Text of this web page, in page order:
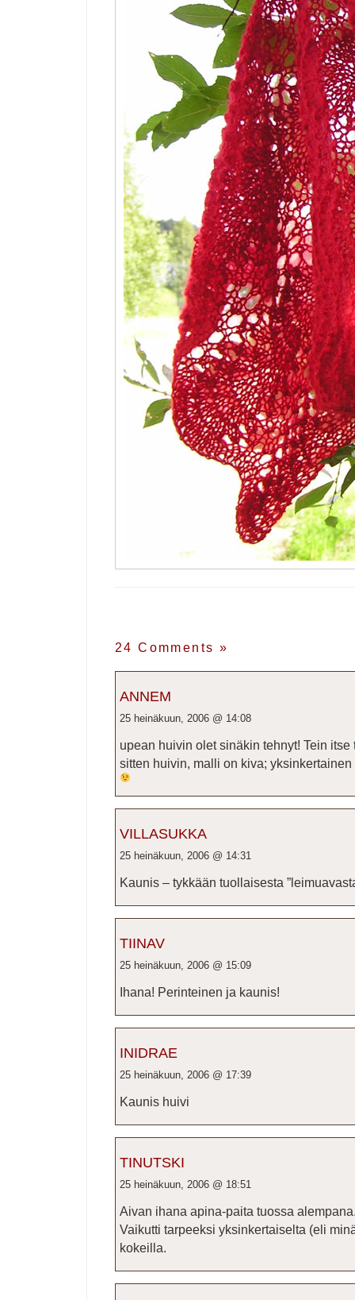
24 Comments »
ANNEM
25 heinäkuun, 2006 @ 14:08
upean huivin olet sinäkin tehnyt! Tein
sitten huivin, malli on kiva;
VILLASUKKA
25 heinäkuun, 2006 @ 14:31
Kaunis – tykkään tuollaisesta
TIINAV
25 heinäkuun, 2006 @ 15:09
Ihana! Perinteinen ja kaunis!
INIDRAE
25 heinäkuun, 2006 @ 17:39
Kaunis huivi
TINUTSKI
25 heinäkuun, 2006 @ 18:51
Aivan ihana apina-paita tuossa
Vaikutti tarpeeksi yksinkertaiselta (eli
kokeilla.